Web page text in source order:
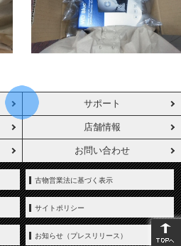
サポート
店舗情報
お問い合わせ
古物営業法に基づく表示
サイトポリシー
お知らせ（プレスリリース）